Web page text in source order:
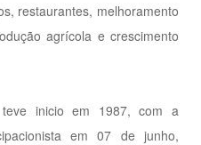
restaurantes, melhoramento
agrícola e crescimento
teve inicio em 1987, com a
em 07 de junho,